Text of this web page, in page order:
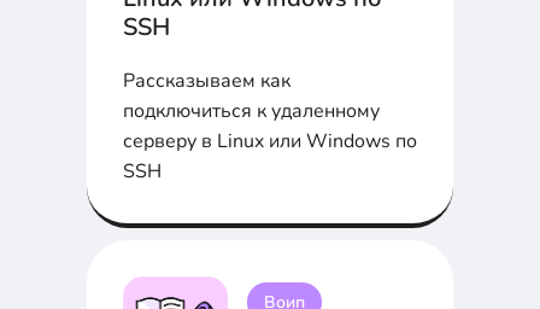
SSH
Рассказываем как
подключиться к удаленному
серверу в Linux или Windows по
SSH
Воип